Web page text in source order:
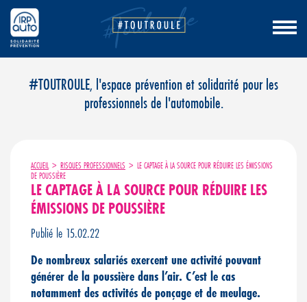
#TOUTROULE, l'espace prévention et solidarité pour les
professionnels de l'automobile.
ACCUEIL > RISQUES PROFESSIONNELS > LE CAPTAGE À LA SOURCE POUR RÉDUIRE LES ÉMISSIONS
DE POUSSIÈRE
LE CAPTAGE À LA SOURCE POUR RÉDUIRE LES
ÉMISSIONS DE POUSSIÈRE
Publié le 15.02.22
De nombreux salariés exercent une activité pouvant
générer de la poussière dans l’air.C’est le cas
notamment des activités de ponçage et de meulage.